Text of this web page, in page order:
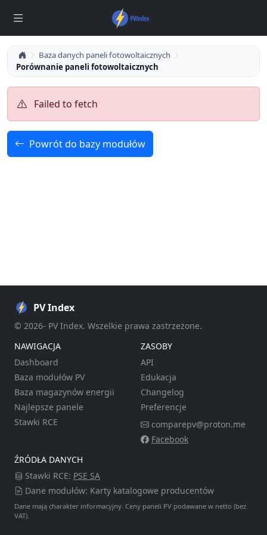
Baza danych paneli fotowoltaicznych
Porównanie paneli fotowoltaicznych
Failed to fetch
Powrót do bazy modułów
PV Index
© 2026- PV Index. Wszelkie prawa zastrzeżone.
NAWIGACJA
Dashboard
Baza modułów PV
Baza magazynów energii
Najlepsze panele
Stawki RCE
ZASOBY
API
Edukacja
Changelog
Preferencje
comparepv@proton.me
Facebook
ŹRÓDŁA DANYCH
Stawki RCE: PSE SA
Dane modułów: Karty katalogowe producentów
Dane mają charakter informacyjny. Ceny paneli PV podawane w netto (bez
VAT).